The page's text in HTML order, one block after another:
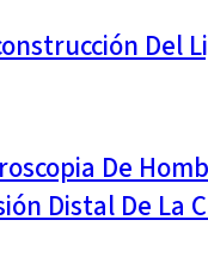
De
Distal De La